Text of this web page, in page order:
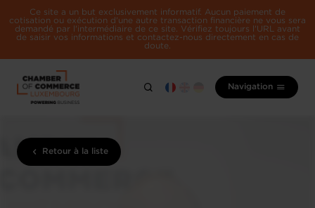
Ce site a un but exclusivement informatif. Aucun paiement de
cotisation ou exécution d'une autre transaction financière ne vous sera
demandé par l'intermédiaire de ce site. Vérifiez toujours l'URL avant
de saisir vos informations et contactez-nous directement en cas de
doute.
Navigation
Retour à la liste